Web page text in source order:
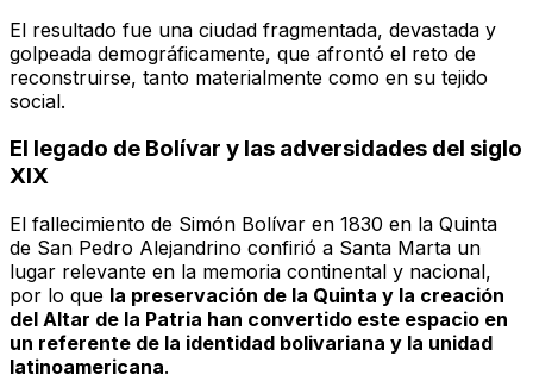
El resultado fue una ciudad fragmentada, devastada y
golpeada demográficamente, que afrontó el reto de
reconstruirse, tanto materialmente como en su tejido
social.
El legado de Bolívar y las adversidades del siglo
XIX
El fallecimiento de Simón Bolívar en 1830 en la Quinta
de San Pedro Alejandrino confirió a Santa Marta un
lugar relevante en la memoria continental y nacional,
por lo que la preservación de la Quinta y la creación
del Altar de la Patria han convertido este espacio en
un referente de la identidad bolivariana y la unidad
latinoamericana.